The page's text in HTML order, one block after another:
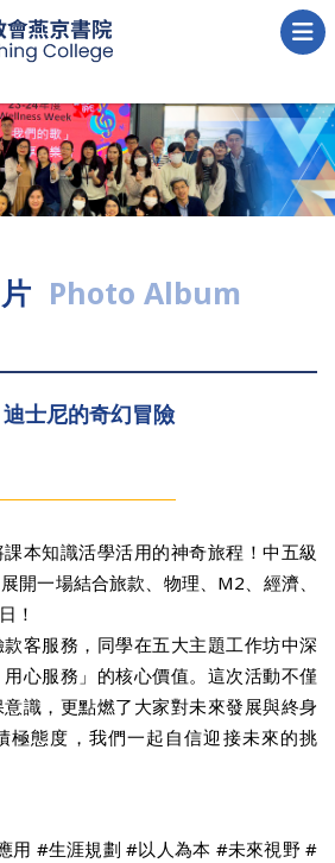
Photo Album
士尼的奇幻冒險
本知識活學活用的神奇旅程！中五級
開一場結合旅款、物理、M2、經濟、
！
客服務，同學在五大主題工作坊中深
心服務」的核心價值。這次活動不僅
識，更點燃了大家對未來發展與終身
極態度，我們一起自信迎接未來的挑
用 #生涯規劃 #以人為本 #未來視野 #